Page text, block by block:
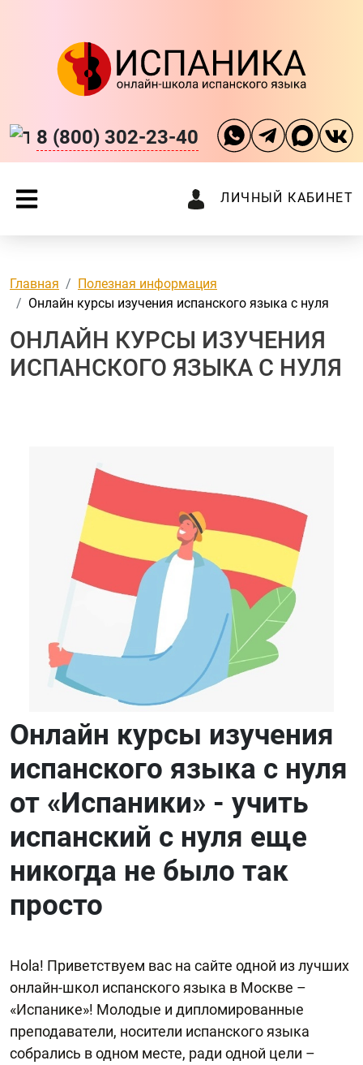
8 (800) 302-23-40
ЛИЧНЫЙ КАБИНЕТ
Главная
Полезная информация
Онлайн курсы изучения испанского языка с нуля
ОНЛАЙН КУРСЫ ИЗУЧЕНИЯ
ИСПАНСКОГО ЯЗЫКА С НУЛЯ
Онлайн курсы изучения
испанского языка с нуля
от «Испаники» - учить
испанский с нуля еще
никогда не было так
просто
Hola! Приветствуем вас на сайте одной из лучших
онлайн-школ испанского языка в Москве –
«Испанике»! Молодые и дипломированные
преподаватели, носители испанского языка
собрались в одном месте, ради одной цели –